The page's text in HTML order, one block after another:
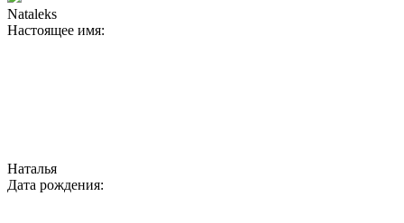
Nataleks
Настоящее имя:
Наталья
Дата рождения: